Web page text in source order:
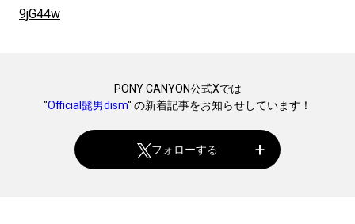
9jG44w
PONY CANYON公式Xでは
"Official髭男dism" の新着記事をお知らせしています！
フォローする